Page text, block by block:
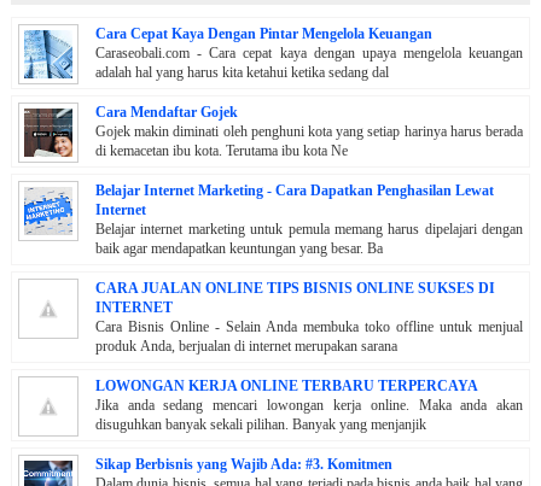
Cara Cepat Kaya Dengan Pintar Mengelola Keuangan
Caraseobali.com - Cara cepat kaya dengan upaya mengelola keuangan
adalah hal yang harus kita ketahui ketika sedang dal
Cara Mendaftar Gojek
Gojek makin diminati oleh penghuni kota yang setiap harinya harus berada
di kemacetan ibu kota. Terutama ibu kota Ne
Belajar Internet Marketing - Cara Dapatkan Penghasilan Lewat
Internet
Belajar internet marketing untuk pemula memang harus dipelajari dengan
baik agar mendapatkan keuntungan yang besar. Ba
CARA JUALAN ONLINE TIPS BISNIS ONLINE SUKSES DI
INTERNET
Cara Bisnis Online - Selain Anda membuka toko offline untuk menjual
produk Anda, berjualan di internet merupakan sarana
LOWONGAN KERJA ONLINE TERBARU TERPERCAYA
Jika anda sedang mencari lowongan kerja online. Maka anda akan
disuguhkan banyak sekali pilihan. Banyak yang menjanjik
Sikap Berbisnis yang Wajib Ada: #3. Komitmen